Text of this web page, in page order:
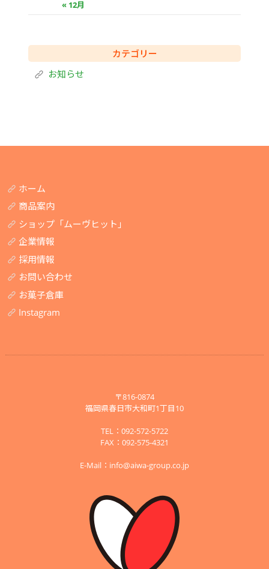
« 12月
カテゴリー
お知らせ
ホーム
商品案内
ショップ「ムーヴヒット」
企業情報
採用情報
お問い合わせ
お菓子倉庫
Instagram
〒816-0874
福岡県春日市大和町1丁目10
TEL：092-572-5722
FAX：092-575-4321
E-Mail： info@aiwa-group.co.jp